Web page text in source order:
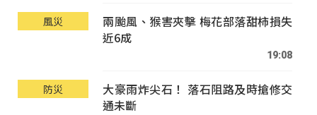
風災
兩颱風、猴害夾擊 梅花部落甜柿損失
近6成
19:08
防災
大豪雨炸尖石！ 落石阻路及時搶修交
通未斷